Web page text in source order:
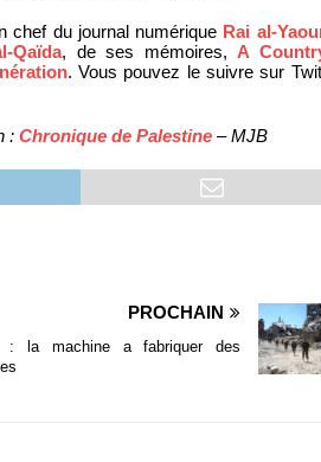
chef du journal numérique Rai al-
Qaïda, de ses mémoires, A
. Vous pouvez le suivre sur
: Chronique de Palestine – MJB
PROCHAIN
: la machine a fabriquer des